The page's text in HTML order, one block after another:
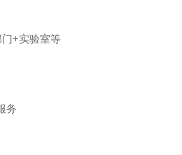
+实验室等
务